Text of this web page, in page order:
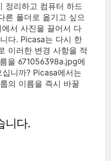
정리하고 컴퓨터 하드
른 폴더로 옮기고 싶으
서 사진을 끌어서 다
다. Picasa는 다시 한
이러한 변경 사항을 적
을 671056398a.jpg에
니까? Picasa에서는
의 이름을 즉시 바꿀
니다.